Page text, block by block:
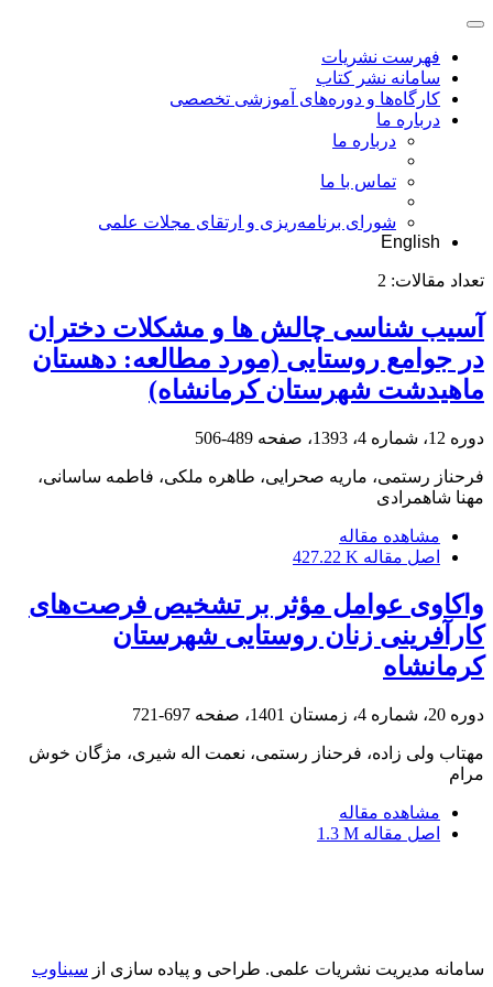
فهرست نشریات
سامانه نشر کتاب
کارگاه‌ها و دوره‌های آموزشی تخصصی
درباره ما
درباره ما
تماس با ما
شورای برنامه‌ریزی و ارتقای مجلات علمی
English
تعداد مقالات: 2
آسیب شناسی چالش ها و مشکلات دختران
در جوامع روستایی (مورد مطالعه‌: دهستان
ماهیدشت شهرستان کرمانشاه)
دوره 12، شماره 4، 1393، صفحه 489-506
فرحناز رستمی، ماریه صحرایی، طاهره ملکی، فاطمه ساسانی،
مهنا شاهمرادی
مشاهده مقاله
اصل مقاله 427.22 K
واکاوی عوامل مؤثر بر تشخیص فرصت‌های
کارآفرینی زنان روستایی شهرستان
کرمانشاه
دوره 20، شماره 4، زمستان 1401، صفحه 697-721
مهتاب ولی زاده، فرحناز رستمی، نعمت اله شیری، مژگان خوش
مرام
مشاهده مقاله
اصل مقاله 1.3 M
سامانه مدیریت نشریات علمی. طراحی و پیاده سازی از سیناوب